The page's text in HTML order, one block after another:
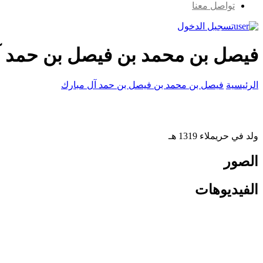
تواصل معنا
تسجيل الدخول
فيصل بن محمد بن فيصل بن حمد
الرئيسية فيصل بن محمد بن فيصل بن حمد آل مبارك
ولد في حريملاء 1319 هـ
الصور
الفيديوهات